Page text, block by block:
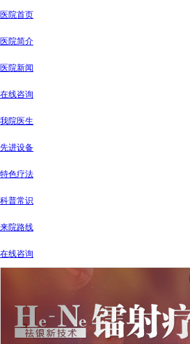
医院首页
医院简介
医院新闻
在线咨询
我院医生
先进设备
特色疗法
科普常识
来院路线
在线咨询